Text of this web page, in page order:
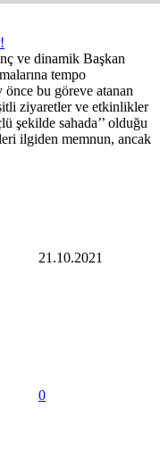
ve dinamik Başkan
tempo
önce bu göreve atanan
ziyaretler ve etkinlikler
şekilde sahada’’ olduğu
ilgiden memnun, ancak
21.10.2021
0